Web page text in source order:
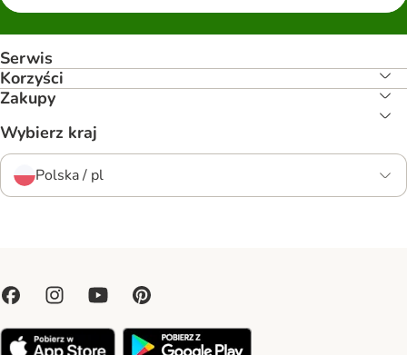
Serwis
Korzyści
Zakupy
Wybierz kraj
Polska / pl